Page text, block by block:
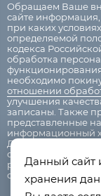
Данный сайт
хранения
Обращаем Ваше
сайте
при каких
определяемой
кодекса
обработка
необходимо
отношении
улучшения
записаны. Также
представленные
информационный
Для получения
обращайтесь к
рубли. Возможна
способом.